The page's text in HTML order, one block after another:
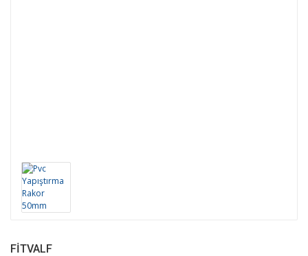
FITVALF